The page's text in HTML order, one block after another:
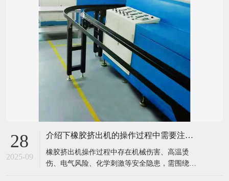
28
2025-09
介绍下橡胶挤出机的操作过程中需要注意哪些安全事项？
​橡胶挤出机操作过程中存在机械伤害、高温烫
伤、电气风险、化学刺激等安全隐患，需围绕